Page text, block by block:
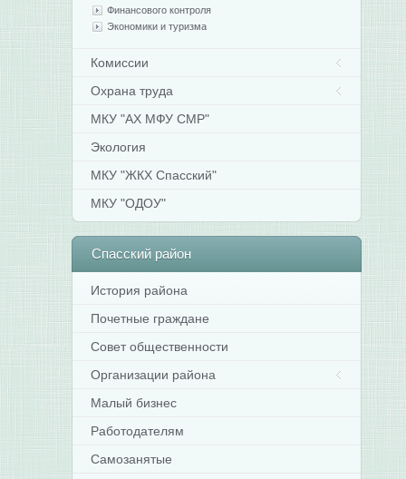
Финансового контроля
Экономики и туризма
Комиссии
Охрана труда
МКУ "АХ МФУ СМР"
Экология
МКУ "ЖКХ Спасский"
МКУ "ОДОУ"
Спасскийрайон
История района
Почетные граждане
Совет общественности
Организации района
Малый бизнес
Работодателям
Самозанятые